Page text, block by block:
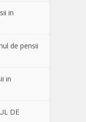
in
de pensii
in
DE